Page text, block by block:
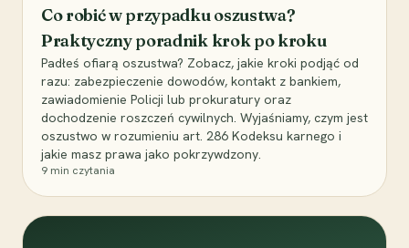
Co robić w przypadku oszustwa?
Praktyczny poradnik krok po kroku
Padłeś ofiarą oszustwa? Zobacz, jakie kroki podjąć od
razu: zabezpieczenie dowodów, kontakt z bankiem,
zawiadomienie Policji lub prokuratury oraz
dochodzenie roszczeń cywilnych. Wyjaśniamy, czym jest
oszustwo w rozumieniu art. 286 Kodeksu karnego i
jakie masz prawa jako pokrzywdzony.
9 min czytania